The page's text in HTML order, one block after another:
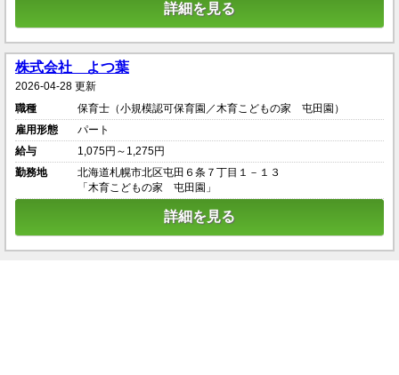
詳細を見る
株式会社 よつ葉
2026-04-28 更新
職種
保育士（小規模認可保育園／木育こどもの家 屯田園）
雇用形態
パート
給与
1,075円～1,275円
勤務地
北海道札幌市北区屯田６条７丁目１－１３
「木育こどもの家 屯田園」
詳細を見る